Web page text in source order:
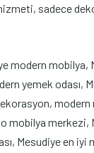
sadece
modern mobilya,
yemek odası,
mobilya
Mesudiye en